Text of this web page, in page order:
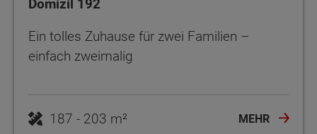
Domizil 192
Ein tolles Zuhause für zwei Familien –
einfach zweimalig
187 - 203 m² MEHR